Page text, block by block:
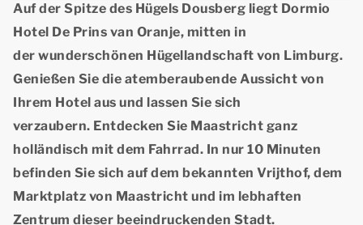
Auf der Spitze des Hügels Dousberg liegt Dormio
Hotel De Prins van Oranje, mitten in
der wunderschönen Hügellandschaft von Limburg.
Genießen Sie die atemberaubende Aussicht von
Ihrem Hotel aus und lassen Sie sich
verzaubern. Entdecken Sie Maastricht ganz
holländisch mit dem Fahrrad. In nur 10 Minuten
befinden Sie sich auf dem bekannten Vrijthof, dem
Marktplatz von Maastricht und im lebhaften
Zentrum dieser beeindruckenden Stadt.